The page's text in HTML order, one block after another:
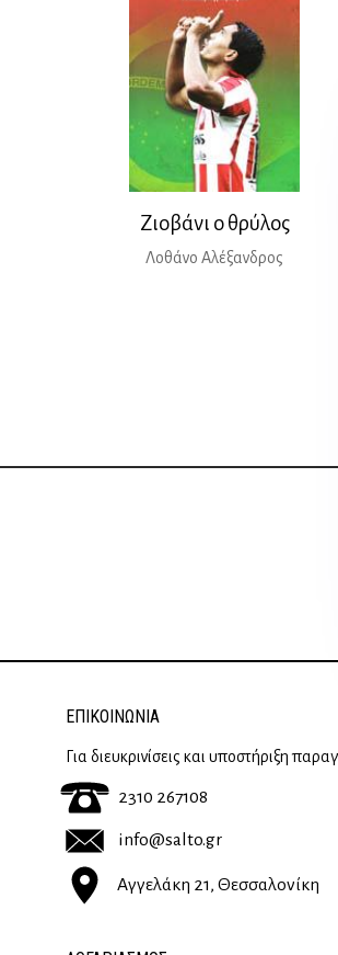
Ζιοβάνι ο θρύλος
Λοθάνο Αλέξανδρος
ΕΠΙΚΟΙΝΩΝΊΑ
Για διευκρινίσεις και υποστήριξη
2310 267108
info@salto.gr
Αγγελάκη 21, Θεσσαλονίκη